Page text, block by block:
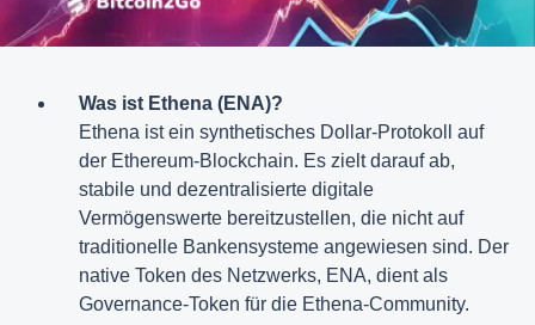
Was ist Ethena (ENA)?
Ethena ist ein synthetisches Dollar-Protokoll auf
der Ethereum-Blockchain. Es zielt darauf ab,
stabile und dezentralisierte digitale
Vermögenswerte bereitzustellen, die nicht auf
traditionelle Bankensysteme angewiesen sind. Der
native Token des Netzwerks, ENA, dient als
Governance-Token für die Ethena-Community.